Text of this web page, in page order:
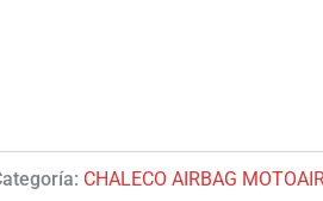
CHALECO AIRBAG